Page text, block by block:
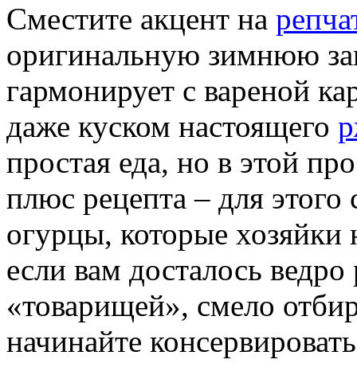
Сместите акцент на
оригинальную зимнюю
гармонирует с вареной
даже куском настоящего
простая еда, но в этой
плюс рецепта – для
огурцы, которые
если вам досталось
«товарищей», смело
начинайте